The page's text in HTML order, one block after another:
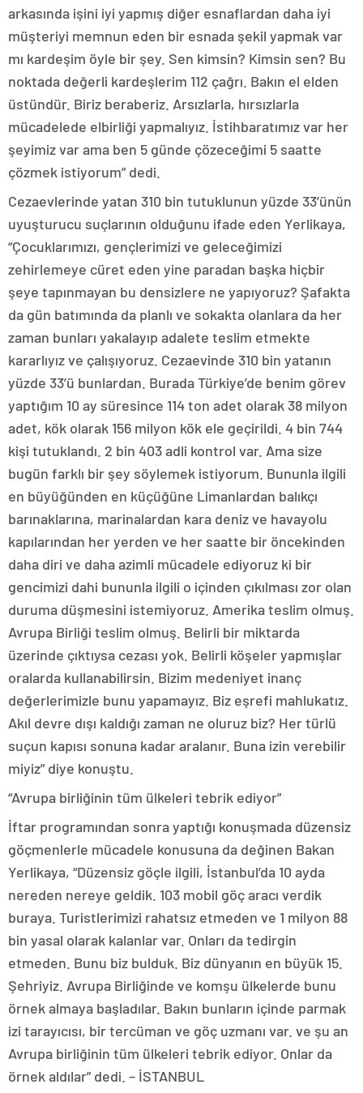
arkasında işini iyi yapmış diğer esnaflardan daha iyi
müşteriyi memnun eden bir esnada şekil yapmak var
mı kardeşim öyle bir şey. Sen kimsin? Kimsin sen? Bu
noktada değerli kardeşlerim 112 çağrı. Bakın el elden
üstündür. Biriz beraberiz. Arsızlarla, hırsızlarla
mücadelede elbirliği yapmalıyız. İstihbaratımız var her
şeyimiz var ama ben 5 günde çözeceğimi 5 saatte
çözmek istiyorum” dedi.
Cezaevlerinde yatan 310 bin tutuklunun yüzde 33’ünün
uyuşturucu suçlarının olduğunu ifade eden Yerlikaya,
“Çocuklarımızı, gençlerimizi ve geleceğimizi
zehirlemeye cüret eden yine paradan başka hiçbir
şeye tapınmayan bu densizlere ne yapıyoruz? Şafakta
da gün batımında da planlı ve sokakta olanlara da her
zaman bunları yakalayıp adalete teslim etmekte
kararlıyız ve çalışıyoruz. Cezaevinde 310 bin yatanın
yüzde 33’ü bunlardan. Burada Türkiye’de benim görev
yaptığım 10 ay süresince 114 ton adet olarak 38 milyon
adet, kök olarak 156 milyon kök ele geçirildi. 4 bin 744
kişi tutuklandı. 2 bin 403 adli kontrol var. Ama size
bugün farklı bir şey söylemek istiyorum. Bununla ilgili
en büyüğünden en küçüğüne Limanlardan balıkçı
barınaklarına, marinalardan kara deniz ve havayolu
kapılarından her yerden ve her saatte bir öncekinden
daha diri ve daha azimli mücadele ediyoruz ki bir
gencimizi dahi bununla ilgili o içinden çıkılması zor olan
duruma düşmesini istemiyoruz. Amerika teslim olmuş.
Avrupa Birliği teslim olmuş. Belirli bir miktarda
üzerinde çıktıysa cezası yok. Belirli köşeler yapmışlar
oralarda kullanabilirsin. Bizim medeniyet inanç
değerlerimizle bunu yapamayız. Biz eşrefi mahlukatız.
Akıl devre dışı kaldığı zaman ne oluruz biz? Her türlü
suçun kapısı sonuna kadar aralanır. Buna izin verebilir
miyiz” diye konuştu.
“Avrupa birliğinin tüm ülkeleri tebrik ediyor”
İftar programından sonra yaptığı konuşmada düzensiz
göçmenlerle mücadele konusuna da değinen Bakan
Yerlikaya, “Düzensiz göçle ilgili, İstanbul’da 10 ayda
nereden nereye geldik. 103 mobil göç aracı verdik
buraya. Turistlerimizi rahatsız etmeden ve 1 milyon 88
bin yasal olarak kalanlar var. Onları da tedirgin
etmeden. Bunu biz bulduk. Biz dünyanın en büyük 15.
Şehriyiz. Avrupa Birliğinde ve komşu ülkelerde bunu
örnek almaya başladılar. Bakın bunların içinde parmak
izi tarayıcısı, bir tercüman ve göç uzmanı var. ve şu an
Avrupa birliğinin tüm ülkeleri tebrik ediyor. Onlar da
örnek aldılar” dedi. – İSTANBUL